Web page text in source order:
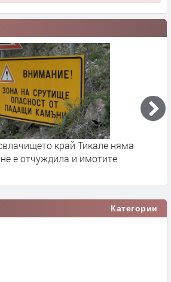
край Тикале няма
е отчуждила и имотите
Категории